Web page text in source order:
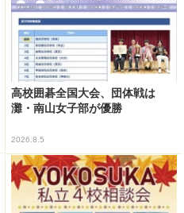
高校囲碁全国大会、団体戦は
灘・南山女子部が優勝
2026.8.5